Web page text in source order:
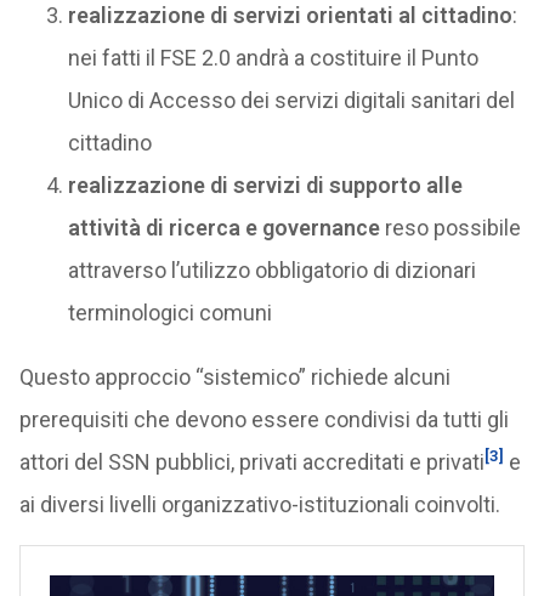
realizzazione di servizi orientati al cittadino:
nei fatti il FSE 2.0 andrà a costituire il Punto
Unico di Accesso dei servizi digitali sanitari del
cittadino
realizzazione di servizi di supporto alle
attività di ricerca e governancereso possibile
attraverso l’utilizzo obbligatorio di dizionari
terminologici comuni
Questo approccio “sistemico” richiede alcuni
prerequisiti che devono essere condivisi da tutti gli
attori del SSN pubblici, privati accreditati e privati[3] e
ai diversi livelli organizzativo-istituzionali coinvolti.